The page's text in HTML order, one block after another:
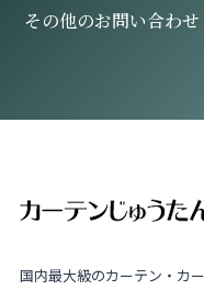
その他のお問い合わせ
国内最大級のカーテン・カ